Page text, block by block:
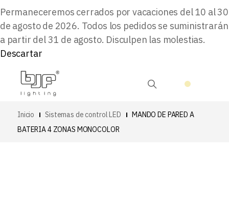
Permaneceremos cerrados por vacaciones del 10 al 30
de agosto de 2026. Todos los pedidos se suministrarán
a partir del 31 de agosto. Disculpen las molestias.
Descartar
Inicio Sistemas de control LED
MANDO DE PARED A
BATERIA 4 ZONAS MONOCOLOR